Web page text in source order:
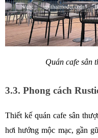
Quán cafe sân
3.3. Phong cách
Thiết kế quán cafe sân
hơi hướng mộc mạc, gần